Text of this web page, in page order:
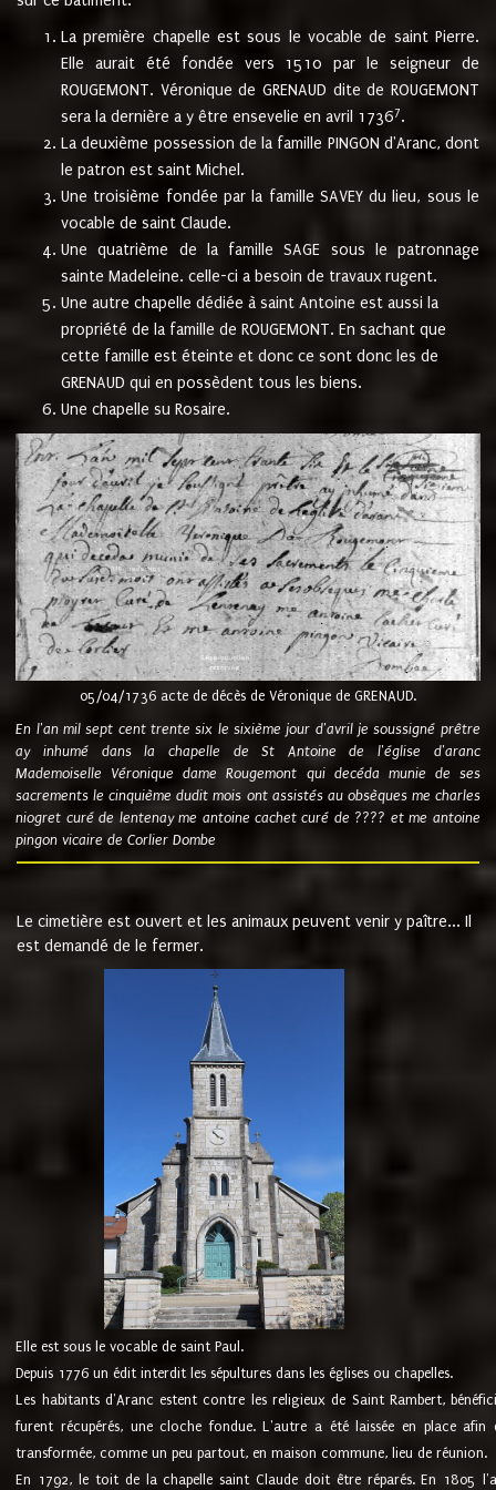
La première chapelle est sous le vocable de saint Pierre.
Elle aurait été fondée vers 1510 par le seigneur de
ROUGEMONT. Véronique de GRENAUD dite de ROUGEMONT
sera la dernière a y être ensevelie en avril 17367.
La deuxième possession de la famille PINGON d'Aranc, dont
le patron est saint Michel.
Une troisième fondée par la famille SAVEY du lieu, sous le
vocable de saint Claude.
Une quatrième de la famille SAGE sous le patronnage
sainte Madeleine. celle-ci a besoin de travaux rugent.
Une autre chapelle dédiée à saint Antoine est aussi la
propriété de la famille de ROUGEMONT. En sachant que
cette famille est éteinte et donc ce sont donc les de
GRENAUD qui en possèdent tous les biens.
Une chapelle su Rosaire.
05/04/1736 acte de décès de Véronique de GRENAUD.
En l'an mil sept cent trente six le sixième jour d'avril je soussigné prêtre
ay inhumé dans la chapelle de St Antoine de l'église d'aranc
Mademoiselle Véronique dame Rougemont qui decéda munie de ses
sacrements le cinquième dudit mois ont assistés au obsèques me charles
niogret curé de lentenay me antoine cachet curé de ???? et me antoine
pingon vicaire de Corlier Dombe
Le cimetière est ouvert et les animaux peuvent venir y paître... Il
est demandé de le fermer.
Elle est sous le vocable de saint Paul.
Depuis 1776 un édit interdit les sépultures dans les églises ou chapelles.
Les habitants d'Aranc estent contre les religieux de Saint Rambert,
furent récupérés, une cloche fondue. L'autre a été laissée en place
transformée, comme un peu partout, en maison commune, lieu de réunion.
En 1792, le toit de la chapelle saint Claude doit être réparés. En 1805